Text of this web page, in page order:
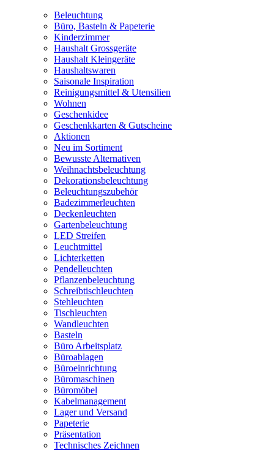
Beleuchtung
Büro, Basteln & Papeterie
Kinderzimmer
Haushalt Grossgeräte
Haushalt Kleingeräte
Haushaltswaren
Saisonale Inspiration
Reinigungsmittel & Utensilien
Wohnen
Geschenkidee
Geschenkkarten & Gutscheine
Aktionen
Neu im Sortiment
Bewusste Alternativen
Weihnachtsbeleuchtung
Dekorationsbeleuchtung
Beleuchtungszubehör
Badezimmerleuchten
Deckenleuchten
Gartenbeleuchtung
LED Streifen
Leuchtmittel
Lichterketten
Pendelleuchten
Pflanzenbeleuchtung
Schreibtischleuchten
Stehleuchten
Tischleuchten
Wandleuchten
Basteln
Büro Arbeitsplatz
Büroablagen
Büroeinrichtung
Büromaschinen
Büromöbel
Kabelmanagement
Lager und Versand
Papeterie
Präsentation
Technisches Zeichnen